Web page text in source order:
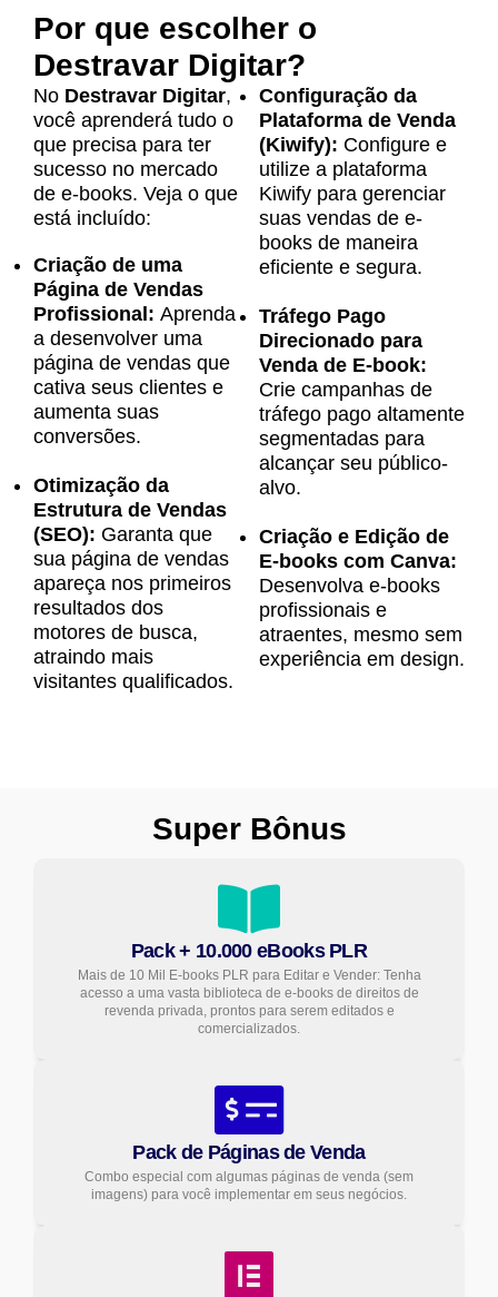
Por que escolher o
Destravar Digitar?
No Destravar Digitar,
você aprenderá tudo o
que precisa para ter
sucesso no mercado
de e-books. Veja o que
está incluído:
Criação de uma
Página de Vendas
Profissional: Aprenda
a desenvolver uma
página de vendas que
cativa seus clientes e
aumenta suas
conversões.
Otimização da
Estrutura de Vendas
(SEO): Garanta que
sua página de vendas
apareça nos primeiros
resultados dos
motores de busca,
atraindo mais
visitantes qualificados.
Configuração da
Plataforma de Venda
(Kiwify): Configure e
utilize a plataforma
Kiwify para gerenciar
suas vendas de e-
books de maneira
eficiente e segura.
Tráfego Pago
Direcionado para
Venda de E-book:
Crie campanhas de
tráfego pago altamente
segmentadas para
alcançar seu público-
alvo.
Criação e Edição de
E-books com Canva:
Desenvolva e-books
profissionais e
atraentes, mesmo sem
experiência em design.
Super Bônus
Pack + 10.000 eBooks PLR
Mais de 10 Mil E-books PLR para Editar e Vender: Tenha
acesso a uma vasta biblioteca de e-books de direitos de
revenda privada, prontos para serem editados e
comercializados.
Pack de Páginas de Venda
Combo especial com algumas páginas de venda (sem
imagens) para você implementar em seus negócios.